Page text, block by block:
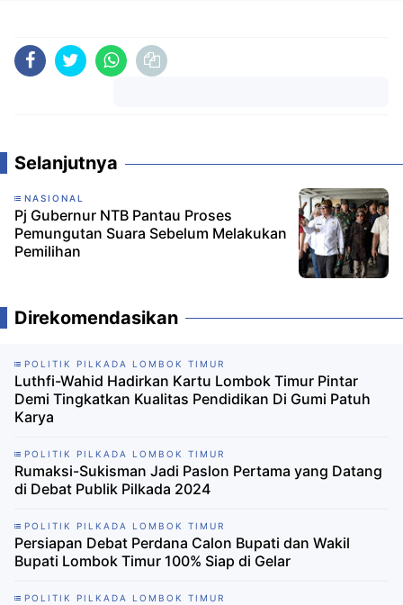
Selanjutnya
NASIONAL
Pj Gubernur NTB Pantau Proses
Pemungutan Suara Sebelum Melakukan
Pemilihan
Direkomendasikan
POLITIK PILKADA LOMBOK TIMUR
Luthfi-Wahid Hadirkan Kartu Lombok Timur Pintar
Demi Tingkatkan Kualitas Pendidikan Di Gumi Patuh
Karya
POLITIK PILKADA LOMBOK TIMUR
Rumaksi-Sukisman Jadi Paslon Pertama yang Datang
di Debat Publik Pilkada 2024
POLITIK PILKADA LOMBOK TIMUR
Persiapan Debat Perdana Calon Bupati dan Wakil
Bupati Lombok Timur 100% Siap di Gelar
POLITIK PILKADA LOMBOK TIMUR